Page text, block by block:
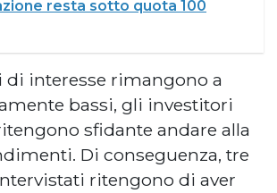
resta sotto quota 100
di interesse rimangono a
bassi, gli investitori
sfidante andare alla
Di conseguenza, tre
ritengono di aver